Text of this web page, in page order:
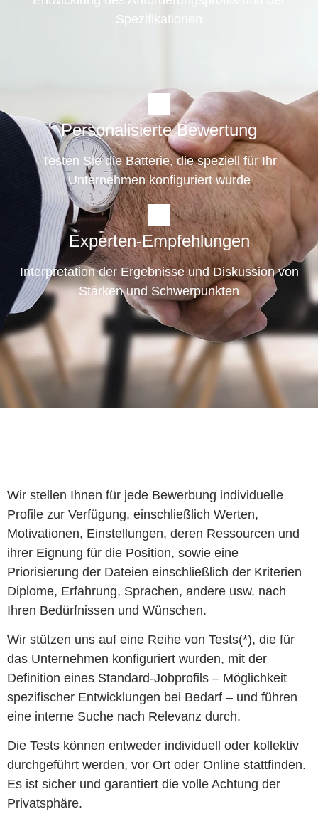
Spezifikationen
Personalisierte Bewertung
Testen Sie die Batterie, die speziell für Ihr
Unternehmen konfiguriert wurde
Experten-Empfehlungen
Interpretation der Ergebnisse und Diskussion von
Stärken und Schwerpunkten
Wir stellen Ihnen für jede Bewerbung individuelle
Profile zur Verfügung, einschließlich Werten,
Motivationen, Einstellungen, deren Ressourcen und
ihrer Eignung für die Position, sowie eine
Priorisierung der Dateien einschließlich der Kriterien
Diplome, Erfahrung, Sprachen, andere usw. nach
Ihren Bedürfnissen und Wünschen.
Wir stützen uns auf eine Reihe von Tests(*), die für
das Unternehmen konfiguriert wurden, mit der
Definition eines Standard-Jobprofils – Möglichkeit
spezifischer Entwicklungen bei Bedarf – und führen
eine interne Suche nach Relevanz durch.
Die Tests können entweder individuell oder kollektiv
durchgeführt werden, vor Ort oder Online stattfinden.
Es ist sicher und garantiert die volle Achtung der
Privatsphäre.